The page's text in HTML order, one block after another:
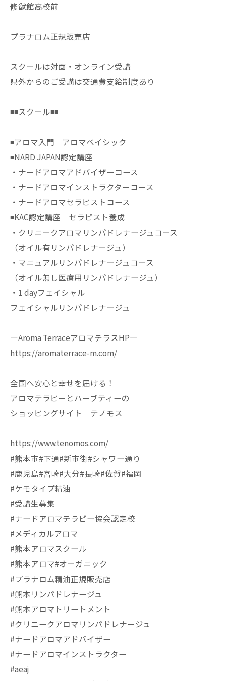
修猷館高校前
プラナロム正規販売店
スクールは対面・オンライン受講
県外からのご受講は交通費支給制度あり
◾️◾️スクール◾️◾️
◾️アロマ入門 アロマベイシック
◾️NARD JAPAN認定講座
・ナードアロマアドバイザーコース
・ナードアロマインストラクターコース
・ナードアロマセラピストコース
◾️KAC認定講座 セラピスト養成
・クリニークアロマリンパドレナージュコース
（オイル有リンパドレナージュ）
・マニュアルリンパドレナージュコース
（オイル無し医療用リンパドレナージュ）
・1 dayフェイシャル
フェイシャルリンパドレナージュ
—Aroma TerraceアロマテラスHP—
https://aromaterrace-m.com/
全国へ安心と幸せを届ける！
アロマテラピーとハーブティーの
ショッピングサイト テノモス
https://www.tenomos.com/
#熊本市#下通#新市街#シャワー通り
#鹿児島#宮崎#大分#長崎#佐賀#福岡
#ケモタイプ精油
#受講生募集
#ナードアロマテラピー協会認定校
#メディカルアロマ
#熊本アロマスクール
#熊本アロマ#オーガニック
#プラナロム精油正規販売店
#熊本リンパドレナージュ
#熊本アロマトリートメント
#クリニークアロマリンパドレナージュ
#ナードアロマアドバイザー
#ナードアロマインストラクター
#aeaj